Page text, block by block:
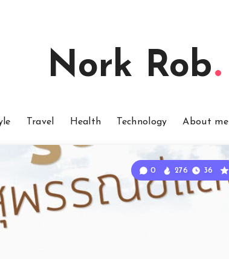
Nork Rob
Travel Health Technology About me
0 276 36